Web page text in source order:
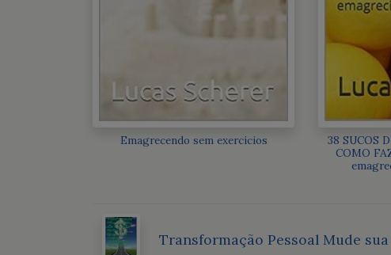
Emagrecendo sem exercicios
38 SUCOS
COMO
Transformação Pessoal Mude